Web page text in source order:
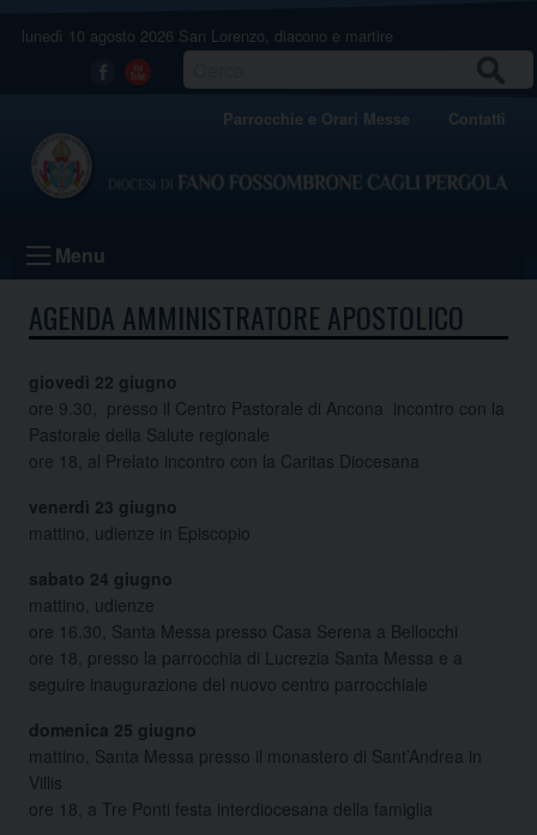
lunedì 10 agosto 2026 San Lorenzo, diacono e martire
Facebook
Youtube
Parrocchie e Orari Messe Contatti
Menu
AGENDA AMMINISTRATORE APOSTOLICO
giovedì 22 giugno
ore 9.30, presso il Centro Pastorale di Ancona incontro con la
Pastorale della Salute regionale
ore 18, al Prelato incontro con la Caritas Diocesana
venerdì 23 giugno
mattino, udienze in Episcopio
sabato 24 giugno
mattino, udienze
ore 16.30, Santa Messa presso Casa Serena a Bellocchi
ore 18, presso la parrocchia di Lucrezia Santa Messa e a
seguire inaugurazione del nuovo centro parrocchiale
domenica 25 giugno
mattino, Santa Messa presso il monastero di Sant’Andrea in
Villis
ore 18, a Tre Ponti festa interdiocesana della famiglia